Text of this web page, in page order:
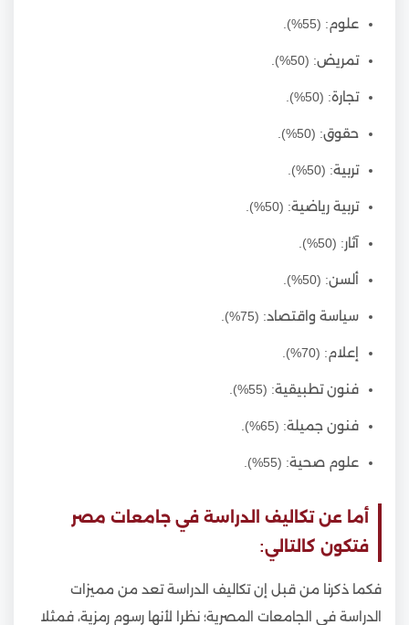
علوم: (55%).
تمريض: (50%).
تجارة: (50%).
حقوق: (50%).
تربية: (50%).
تربية رياضية: (50%).
آثار: (50%).
ألسن: (50%).
سياسة واقتصاد: (75%).
إعلام: (70%).
فنون تطبيقية: (55%).
فنون جميلة: (65%).
علوم صحية: (55%).
أما عن تكاليف الدراسة في جامعات مصر
فتكون كالتالي:
فكما ذكرنا من قبل إن تكاليف الدراسة تعد من مميزات
الدراسة في الجامعات المصرية؛ نظرا لأنها رسوم رمزية، فمثلا